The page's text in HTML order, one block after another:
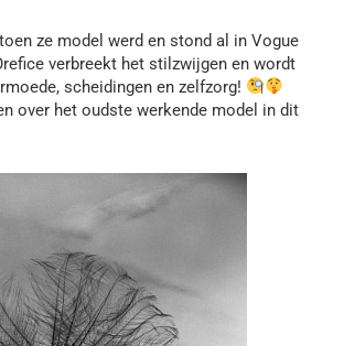
toen ze model werd en stond al in Vogue
verbreekt het stilzwijgen en wordt
scheidingen en zelfzorg!
over het oudste werkende model in dit